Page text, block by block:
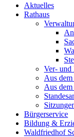
Aktuelles
Rathaus
Ver- und
Aus
Aus
Bürgerservice
Bildung &
Waldfriedhof